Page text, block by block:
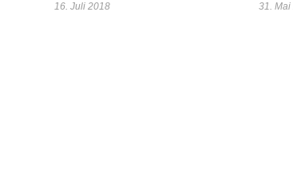
16. Juli 2018 31. Mai